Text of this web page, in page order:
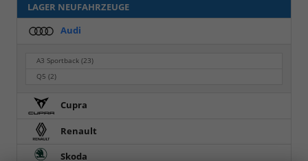
LAGER NEUFAHRZEUGE
Audi
A3 Sportback(23)
Q5(2)
Cupra
Renault
Skoda